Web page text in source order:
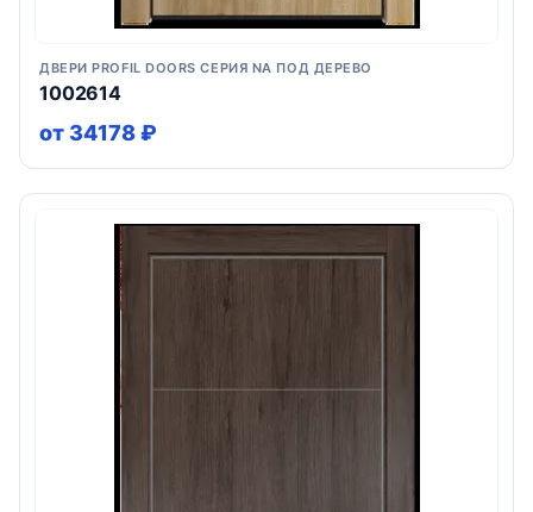
ДВЕРИ PROFIL DOORS СЕРИЯ NA ПОД ДЕРЕВО
1002614
от 34178 ₽